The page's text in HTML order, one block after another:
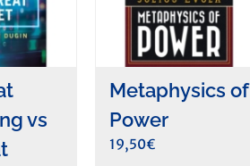
vs
Metaphysics of
Power
19,50€